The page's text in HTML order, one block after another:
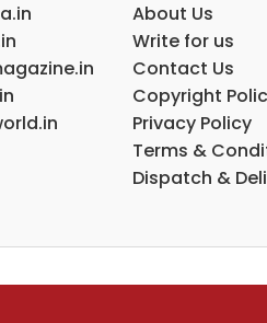
About Us
Write for us
Contact Us
Copyright
Privacy Policy
Terms &
Dispatch &